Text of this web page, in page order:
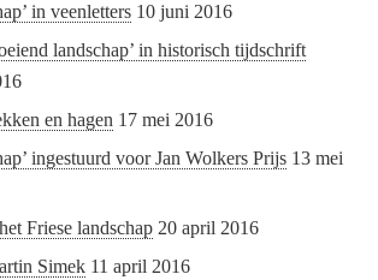
in veenletters 10 juni 2016
landschap’ in historisch tijdschrift
en hagen 17 mei 2016
ingestuurd voor Jan Wolkers Prijs 13 mei
Friese landschap 20 april 2016
Simek 11 april 2016